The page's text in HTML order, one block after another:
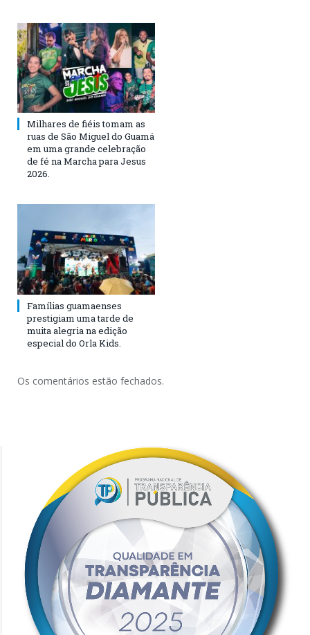
Milhares de fiéis tomam as
ruas de São Miguel do Guamá
em uma grande celebração
de fé na Marcha para Jesus
2026.
Famílias guamaenses
prestigiam uma tarde de
muita alegria na edição
especial do Orla Kids.
Os comentários estão fechados.